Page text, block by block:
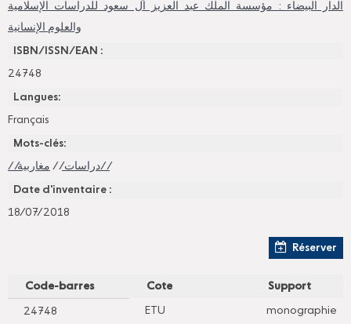
الدار البيضاء : مؤسسة الملك عبد العزيز اَل سعود للدراسات الإسلامية
والعلوم الإنسانية
ISBN/ISSN/EAN :
24748
Langues:
Français
Mots-clés:
//دراسات// مغاربية//
Date d'inventaire :
18/07/2018
Réserver
Code-barres Cote Support
24748 ETU monographie